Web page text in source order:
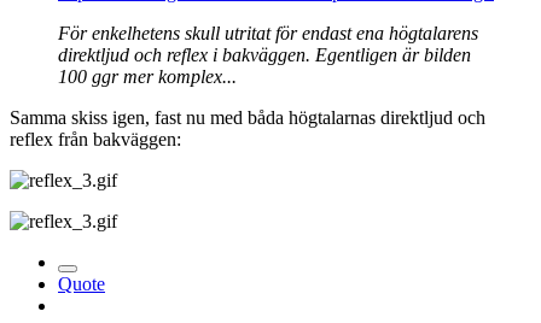
För enkelhetens skull utritat för endast ena högtalarens
direktljud och reflex i bakväggen. Egentligen är bilden
100 ggr mer komplex...
Samma skiss igen, fast nu med båda högtalarnas direktljud och
reflex från bakväggen:
Quote